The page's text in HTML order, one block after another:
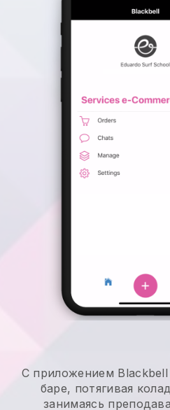
С приложением
баре, потягивая
занимаясь